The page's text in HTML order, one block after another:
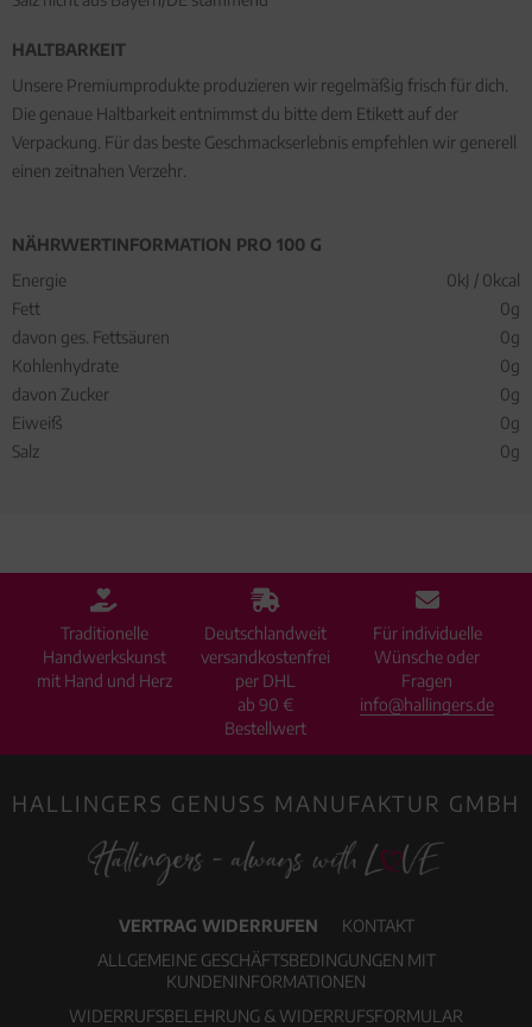
HALTBARKEIT
Unsere Premiumprodukte produzieren wir regelmäßig frisch für dich.
Die genaue Haltbarkeit entnimmst du bitte dem Etikett auf der
Verpackung. Für das beste Geschmackserlebnis empfehlen wir generell
einen zeitnahen Verzehr.
NÄHRWERTINFORMATION PRO 100 G
Energie
0kJ / 0kcal
Fett
0g
davon ges. Fettsäuren
0g
Kohlenhydrate
0g
davon Zucker
0g
Eiweiß
0g
Salz
0g
Traditionelle
Handwerkskunst
mit Hand und Herz
Deutschlandweit
versandkostenfrei
per DHL
ab 90 €
Bestellwert
Für individuelle
Wünsche oder
Fragen
info@hallingers.de
HALLINGERS GENUSS MANUFAKTUR GMBH
VERTRAG WIDERRUFEN
KONTAKT
ALLGEMEINE GESCHÄFTSBEDINGUNGEN MIT
KUNDENINFORMATIONEN
WIDERRUFSBELEHRUNG & WIDERRUFSFORMULAR